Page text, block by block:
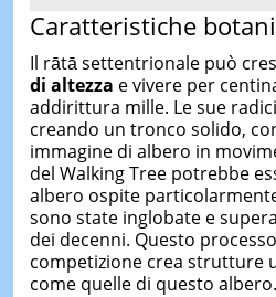
Caratteristiche
Il rātā settentrionale può
di altezza e vivere per
addirittura mille. Le sue
creando un tronco solido,
immagine di albero in
del Walking Tree potrebbe
albero ospite
sono state inglobate e
dei decenni. Questo
competizione crea strutture
come quelle di questo albero.